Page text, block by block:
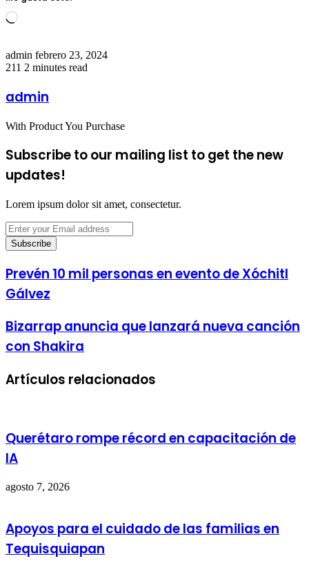
Loading…
admin Send
an
febrero 23, 2024
211 2 minutes read
admin
With Product You Purchase
Subscribe to our mailing list to get the new
updates!
Lorem ipsum dolor sit amet, consectetur.
Enter
your
Email
Prevén 10 mil personas en evento de Xóchitl
Gálvez
Bizarrap anuncia que lanzará nueva canción
con Shakira
Artículos relacionados
Querétaro rompe récord en capacitación de
IA
agosto 7, 2026
Apoyos para el cuidado de las familias en
Tequisquiapan